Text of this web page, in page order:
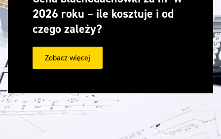
2026 roku – ile kosztuje i od
czego zależy?
Zobacz więcej